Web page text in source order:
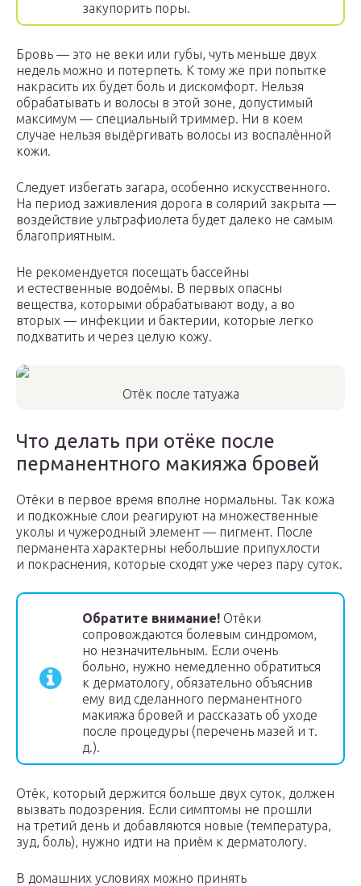
закупорить поры.
Бровь — это не веки или губы, чуть меньше двух
недель можно и потерпеть. К тому же при попытке
накрасить их будет боль и дискомфорт. Нельзя
обрабатывать и волосы в этой зоне, допустимый
максимум — специальный триммер. Ни в коем
случае нельзя выдёргивать волосы из воспалённой
кожи.
Следует избегать загара, особенно искусственного.
На период заживления дорога в солярий закрыта —
воздействие ультрафиолета будет далеко не самым
благоприятным.
Не рекомендуется посещать бассейны
и естественные водоёмы. В первых опасны
вещества, которыми обрабатывают воду, а во
вторых — инфекции и бактерии, которые легко
подхватить и через целую кожу.
Отёк после татуажа
Что делать при отёке после
перманентного макияжа бровей
Отёки в первое время вполне нормальны. Так кожа
и подкожные слои реагируют на множественные
уколы и чужеродный элемент — пигмент. После
перманента характерны небольшие припухлости
и покраснения, которые сходят уже через пару суток.
Обратите внимание! Отёки
сопровождаются болевым синдромом,
но незначительным. Если очень
больно, нужно немедленно обратиться
к дерматологу, обязательно объяснив
ему вид сделанного перманентного
макияжа бровей и рассказать об уходе
после процедуры (перечень мазей и т.
д.).
Отёк, который держится больше двух суток, должен
вызвать подозрения. Если симптомы не прошли
на третий день и добавляются новые (температура,
зуд, боль), нужно идти на приём к дерматологу.
В домашних условиях можно принять